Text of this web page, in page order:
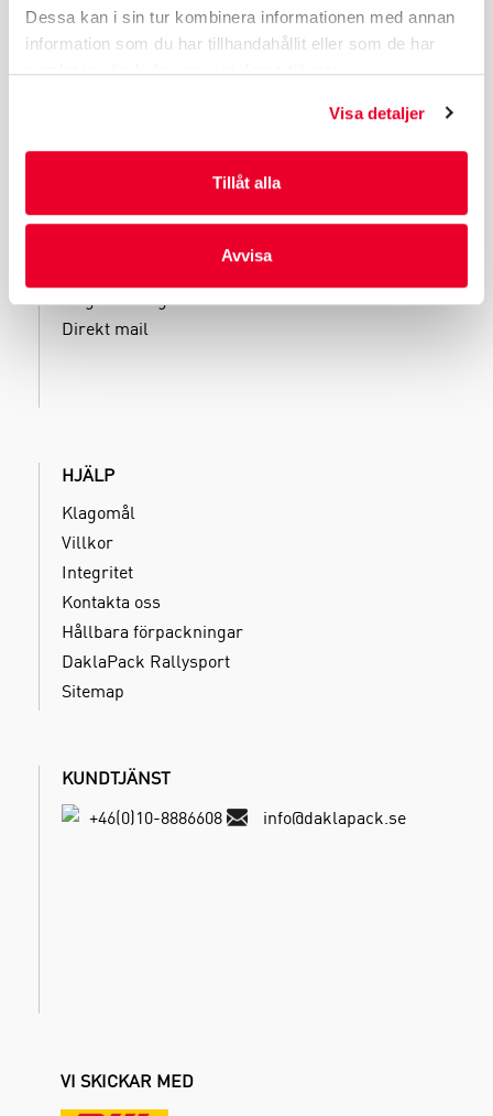
Dessa kan i sin tur kombinera informationen med annan
information som du har tillhandahållit eller som de har
samlat in när du har använt deras tjänster.
Visa detaljer
Tillåt alla
Avvisa
LÄKEMEDELSFÖRPACKNINGAR
Kliniska tester
Magasinering
Direkt mail
HJÄLP
Klagomål
Villkor
Integritet
Kontakta oss
Hållbara förpackningar
DaklaPack Rallysport
Sitemap
KUNDTJÄNST
+46(0)10-8886608
info@daklapack.se
VI SKICKAR MED